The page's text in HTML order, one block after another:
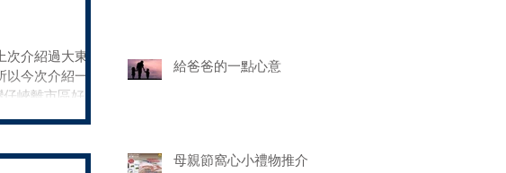
次介紹過大東
今次介紹一個
峽離市區好
15號巴士(交易
給爸爸的一點心意
母親節窩心小禮物推介